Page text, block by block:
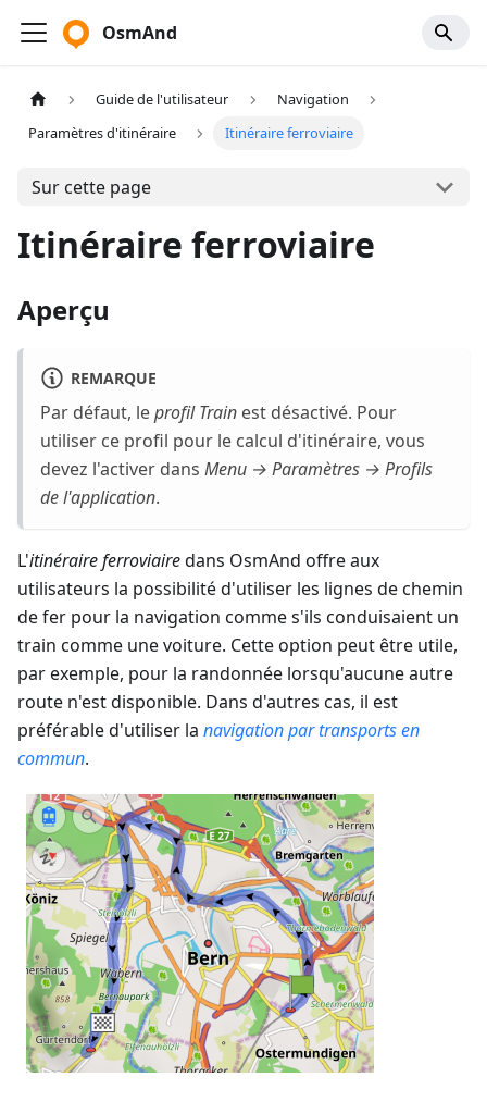
OsmAnd
Guide de l'utilisateur
Navigation
Paramètres d'itinéraire
Itinéraire ferroviaire
Sur cette page
Itinéraire ferroviaire
Aperçu
REMARQUE
Par défaut, leprofil Train est désactivé. Pour
utiliser ce profil pour le calcul d'itinéraire, vous
devez l'activer dans Menu → Paramètres → Profils
de l'application.
L'itinéraire ferroviairedans OsmAnd offre aux
utilisateurs la possibilité d'utiliser les lignes de chemin
de fer pour la navigation comme s'ils conduisaient un
train comme une voiture. Cette option peut être utile,
par exemple, pour la randonnée lorsqu'aucune autre
route n'est disponible. Dans d'autres cas, il est
préférable d'utiliser la navigation par transports en
commun.